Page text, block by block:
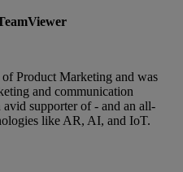
Product Marketing and was
and communication
avid supporter of - and an all-
like AR, AI, and IoT.